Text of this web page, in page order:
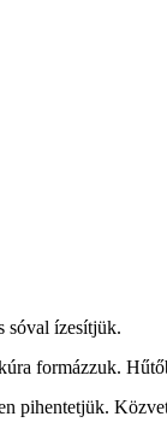
sóval ízesítjük.
formázzuk.
pihentetjük.